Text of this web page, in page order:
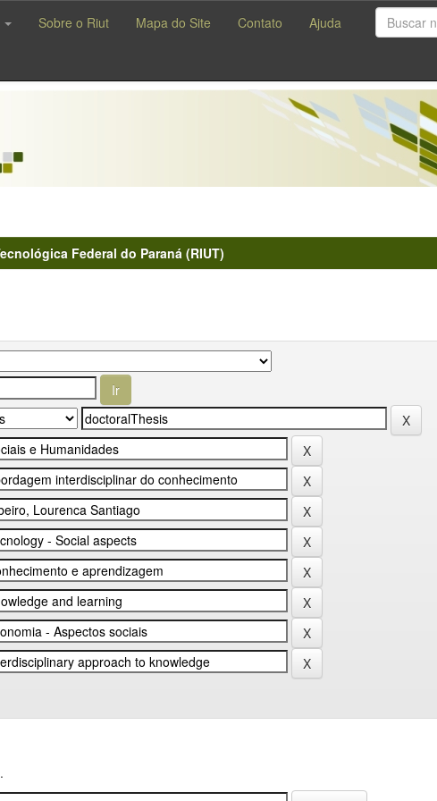
Sobre o Riut Mapa do Site Contato Ajuda
Federal do Paraná (RIUT)